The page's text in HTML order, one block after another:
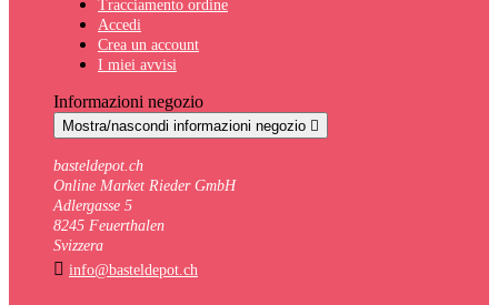
Tracciamento ordine
Accedi
Crea un account
I miei avvisi
Informazioni negozio
Mostra/nascondi informazioni negozio 
basteldepot.ch
Online Market Rieder GmbH
Adlergasse 5
8245 Feuerthalen
Svizzera
 info@basteldepot.ch